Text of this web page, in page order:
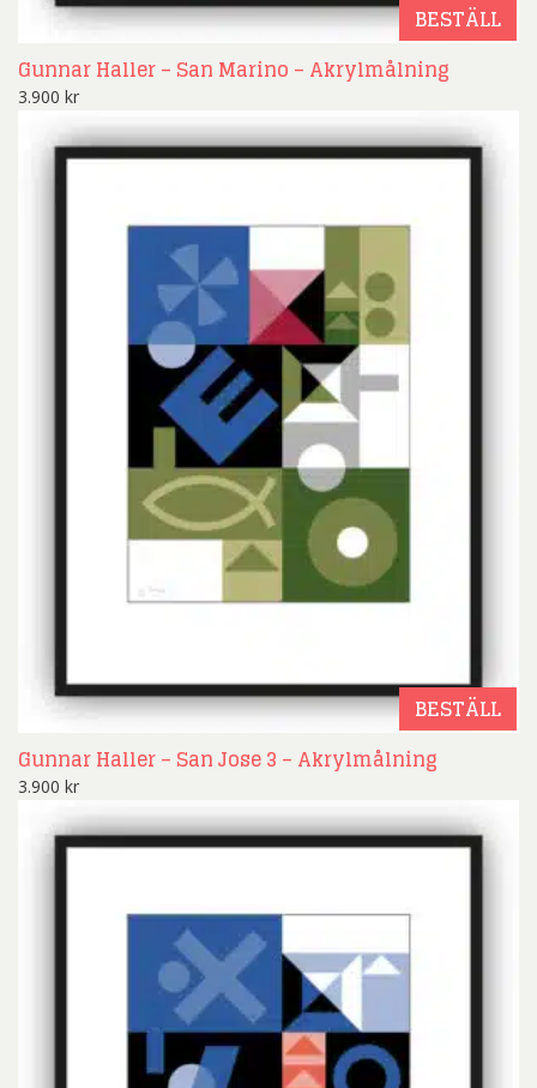
BESTÄLL
Gunnar Haller – San Marino – Akrylmålning
3.900 kr
BESTÄLL
Gunnar Haller – San Jose 3 – Akrylmålning
3.900 kr